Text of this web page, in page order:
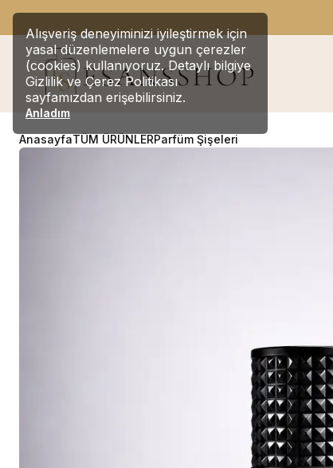
Alışveriş deneyiminizi iyileştirmek için
yasal düzenlemelere uygun çerezler
(cookies) kullanıyoruz. Detaylı bilgiye
Gizlilik ve Çerez Politikası
sayfamızdan erişebilirsiniz.
Anladım
AnasayfaTÜM ÜRÜNLERParfüm Şişeleri